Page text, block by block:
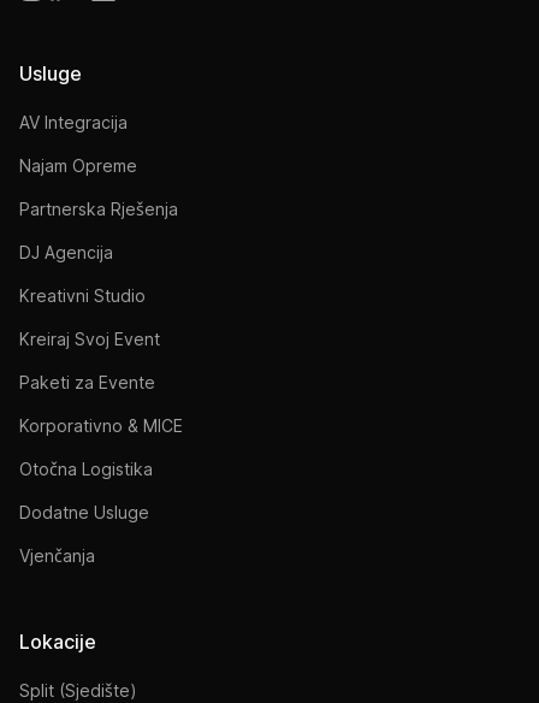
Usluge
AV Integracija
Najam Opreme
Partnerska Rješenja
DJ Agencija
Kreativni Studio
Kreiraj Svoj Event
Paketi za Evente
Korporativno & MICE
Otočna Logistika
Dodatne Usluge
Vjenčanja
Lokacije
Split (Sjedište)